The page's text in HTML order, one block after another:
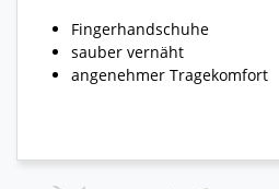
Fingerhandschuhe
sauber vernäht
angenehmer Tragekomfort